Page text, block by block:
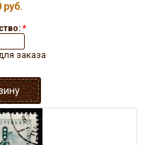
руб.
*
заказа